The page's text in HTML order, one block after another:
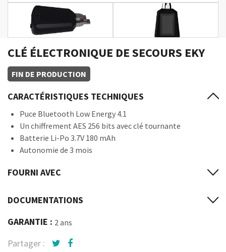
CLÉ ÉLECTRONIQUE DE SECOURS EKY
FIN DE PRODUCTION
CARACTÉRISTIQUES TECHNIQUES
Puce Bluetooth Low Energy 4.1
Un chiffrement AES 256 bits avec clé tournante
Batterie Li-Po 3.7V 180 mAh
Autonomie de 3 mois
FOURNI AVEC
DOCUMENTATIONS
GARANTIE : 2 ans
Partager :